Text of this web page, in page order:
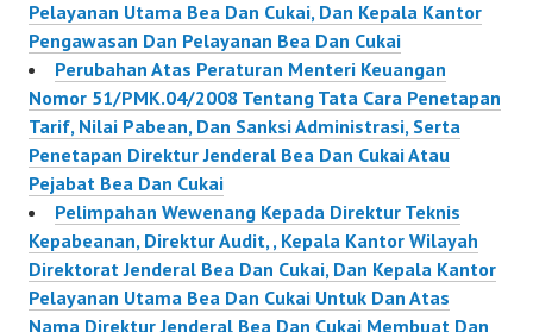
Pelayanan Utama Bea Dan Cukai, Dan Kepala Kantor
Pengawasan Dan Pelayanan Bea Dan Cukai
Perubahan Atas Peraturan Menteri Keuangan
Nomor 51/PMK.04/2008 Tentang Tata Cara Penetapan
Tarif, Nilai Pabean, Dan Sanksi Administrasi, Serta
Penetapan Direktur Jenderal Bea Dan Cukai Atau
Pejabat Bea Dan Cukai
Pelimpahan Wewenang Kepada Direktur Teknis
Kepabeanan, Direktur Audit, , Kepala Kantor Wilayah
Direktorat Jenderal Bea Dan Cukai, Dan Kepala Kantor
Pelayanan Utama Bea Dan Cukai Untuk Dan Atas
Nama Direktur Jenderal Bea Dan Cukai Membuat Dan